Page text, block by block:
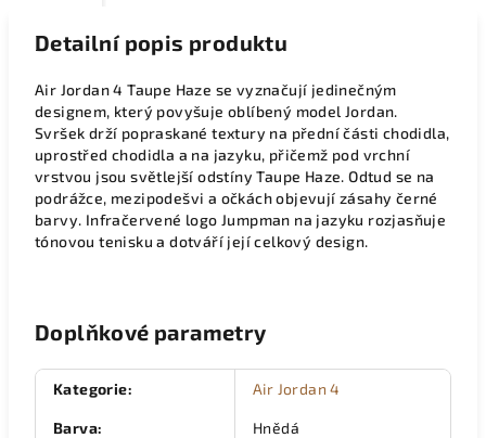
Detailní popis produktu
Air Jordan 4 Taupe Haze se vyznačují jedinečným
designem, který povyšuje oblíbený model Jordan.
Svršek drží popraskané textury na přední části chodidla,
uprostřed chodidla a na jazyku, přičemž pod vrchní
vrstvou jsou světlejší odstíny Taupe Haze. Odtud se na
podrážce, mezipodešvi a očkách objevují zásahy černé
barvy. Infračervené logo Jumpman na jazyku rozjasňuje
tónovou tenisku a dotváří její celkový design.
Doplňkové parametry
Kategorie: Air Jordan 4
Barva: Hnědá